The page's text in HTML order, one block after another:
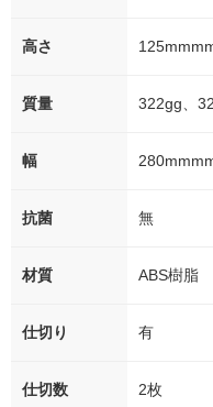
高さ
質量 322gg、
幅
抗菌 無
材質 ABS樹脂
仕切り 有
仕切数 2枚